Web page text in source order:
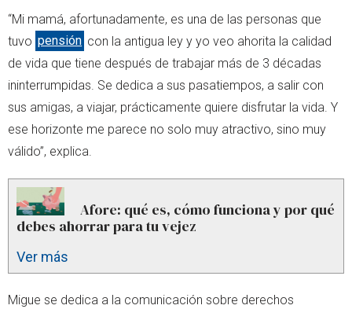
“Mi mamá, afortunadamente, es una de las personas que
tuvo pensión con la antigua ley y yo veo ahorita la calidad
de vida que tiene después de trabajar más de 3 décadas
ininterrumpidas. Se dedica a sus pasatiempos, a salir con
sus amigas, a viajar, prácticamente quiere disfrutar la vida. Y
ese horizonte me parece no solo muy atractivo, sino muy
válido”, explica.
Afore: qué es, cómo funciona y por qué
debes ahorrar para tu vejez
Ver más
Migue se dedica a la comunicación sobre derechos